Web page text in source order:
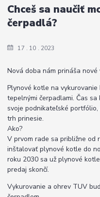
17 10 2023
Chceš sa naučiť
čerpadlá?
Nová doba nám prináša
Plynové kotle na
tepelnými čerpadlami. Čas
svoje podnikateľské
trh prinesie.
Ako?
V prvom rade sa približne od
inštalovať plynové kotle do
roku 2030 sa už plynové
predaj skončí.
Vykurovanie a ohrev TUV